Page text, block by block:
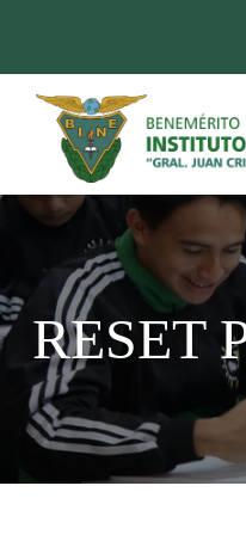
RESET